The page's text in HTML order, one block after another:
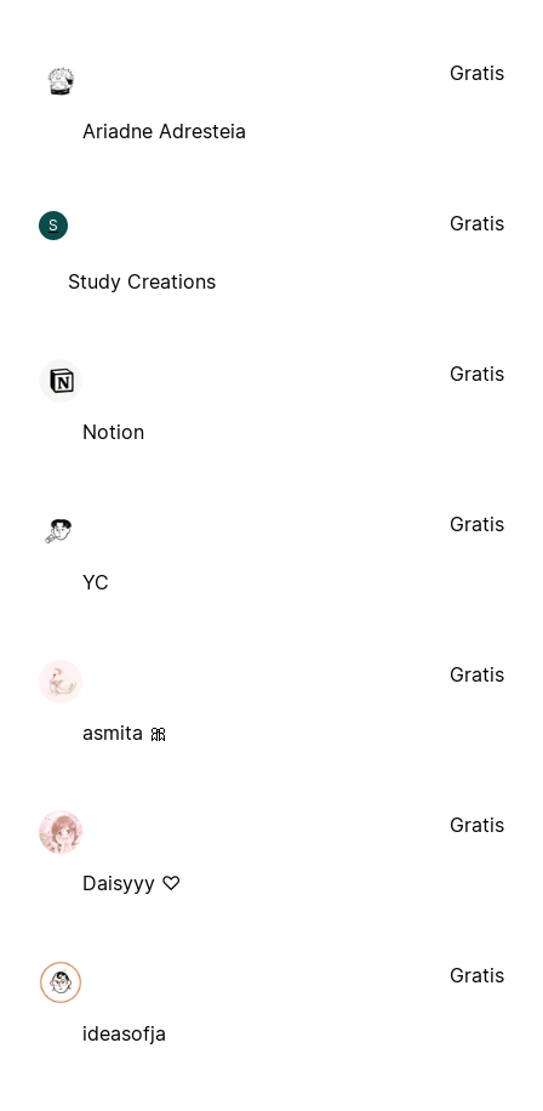
Ariadne Adresteia
Gratis
S
Study Creations
Gratis
Notion
Gratis
YC
Gratis
asmita 🎀
Gratis
Daisyyy ♡
Gratis
ideasofja
Gratis